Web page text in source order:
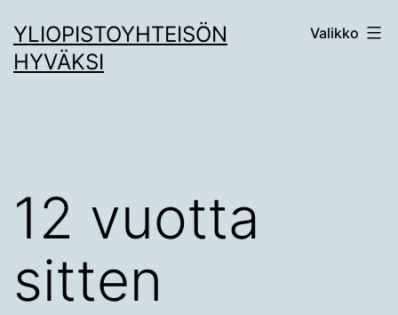
sisältöön
YLIOPISTOYHTEISÖN
HYVÄKSI
Valikko
12 vuotta
sitten